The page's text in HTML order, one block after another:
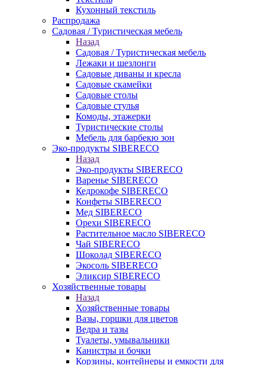
Кухонный текстиль
Распродажа
Садовая / Туристическая мебель
Назад
Садовая / Туристическая мебель
Лежаки и шезлонги
Садовые диваны и кресла
Садовые скамейки
Садовые столы
Садовые стулья
Комоды, этажерки
Туристические столы
Мебель для барбекю зон
Эко-продукты SIBERECO
Назад
Эко-продукты SIBERECO
Варенье SIBERECO
Кедрокофе SIBERECO
Конфеты SIBERECO
Мед SIBERECO
Орехи SIBERECO
Растительное масло SIBERECO
Чай SIBERECO
Шоколад SIBERECO
Экосоль SIBERECO
Эликсир SIBERECO
Хозяйственные товары
Назад
Хозяйственные товары
Вазы, горшки для цветов
Ведра и тазы
Туалеты, умывальники
Канистры и бочки
Корзины, контейнеры и емкости для